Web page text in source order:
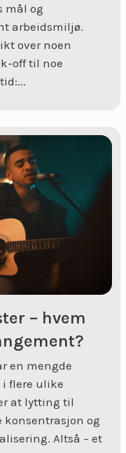
mål og
arbeidsmiljø.
over noen
off til noe
– hvem
en mengde
flere ulike
at lytting til
konsentrasjon og
Altså – et